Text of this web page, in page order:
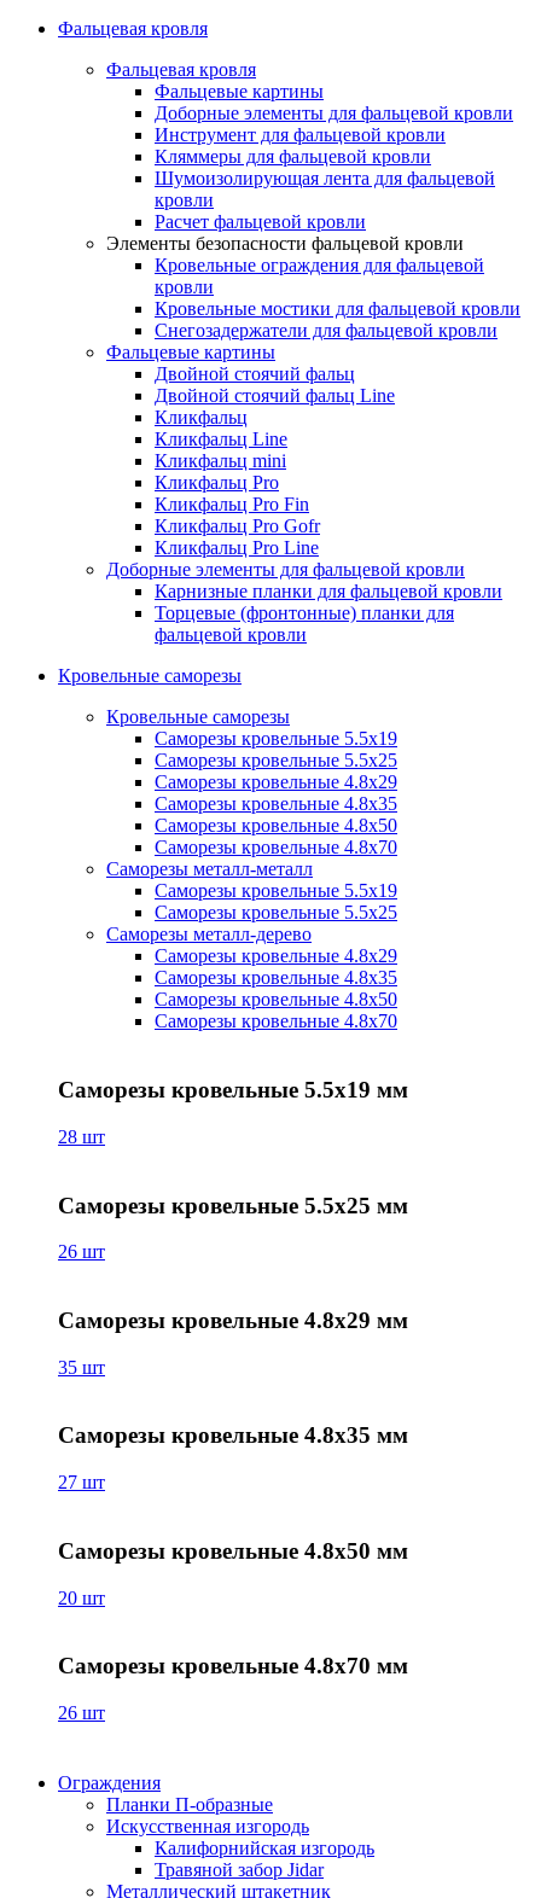
Фальцевая кровля
Фальцевая кровля
Фальцевые картины
Доборные элементы для фальцевой кровли
Инструмент для фальцевой кровли
Кляммеры для фальцевой кровли
Шумоизолирующая лента для фальцевой
кровли
Расчет фальцевой кровли
Элементы безопасности фальцевой кровли
Кровельные ограждения для фальцевой
кровли
Кровельные мостики для фальцевой кровли
Снегозадержатели для фальцевой кровли
Фальцевые картины
Двойной стоячий фальц
Двойной стоячий фальц Line
Кликфальц
Кликфальц Line
Кликфальц mini
Кликфальц Pro
Кликфальц Pro Fin
Кликфальц Pro Gofr
Кликфальц Pro Line
Доборные элементы для фальцевой кровли
Карнизные планки для фальцевой кровли
Торцевые (фронтонные) планки для
фальцевой кровли
Кровельные саморезы
Кровельные саморезы
Саморезы кровельные 5.5х19
Саморезы кровельные 5.5х25
Саморезы кровельные 4.8х29
Саморезы кровельные 4.8х35
Саморезы кровельные 4.8х50
Саморезы кровельные 4.8х70
Саморезы металл-металл
Саморезы кровельные 5.5х19
Саморезы кровельные 5.5х25
Саморезы металл-дерево
Саморезы кровельные 4.8х29
Саморезы кровельные 4.8х35
Саморезы кровельные 4.8х50
Саморезы кровельные 4.8х70
Саморезы кровельные 5.5х19 мм
28 шт
Саморезы кровельные 5.5х25 мм
26 шт
Саморезы кровельные 4.8х29 мм
35 шт
Саморезы кровельные 4.8х35 мм
27 шт
Саморезы кровельные 4.8х50 мм
20 шт
Саморезы кровельные 4.8х70 мм
26 шт
Ограждения
Планки П-образные
Искусственная изгородь
Калифорнийская изгородь
Травяной забор Jidar
Металлический штакетник